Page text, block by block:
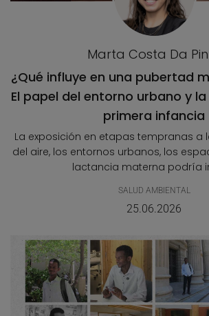
Marta Costa Da
¿Qué influye en una pubertad
El papel del entorno urbano y
primera infancia
La exposición en etapas tempranas a
del aire, los entornos urbanos, los
lactancia materna podría
SALUD AMBIENTAL
25.06.2026